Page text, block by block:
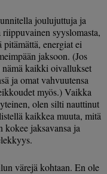
joulujuttuja ja
syyslomasta,
energiat ei
jaksoon. (Jos
kaikki oivallukset
ja omat vahvuutensa
myös.) Vaikka
olen silti nauttinut
kaikkea muuta, mitä
kokee jaksavansa ja
värejä kohtaan. En ole